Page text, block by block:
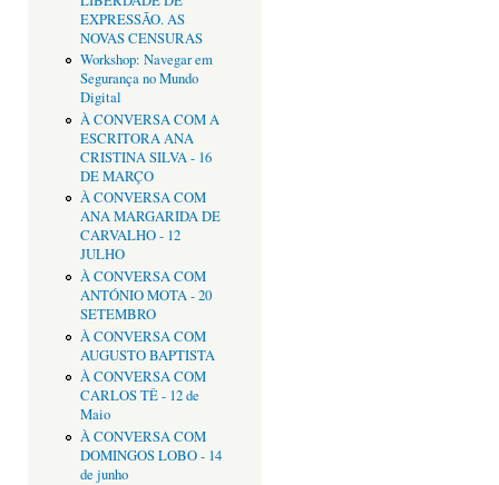
EXPRESSÃO. AS
NOVAS CENSURAS
Workshop: Navegar em
Segurança no Mundo
Digital
À CONVERSA COM A
ESCRITORA ANA
CRISTINA SILVA - 16
DE MARÇO
À CONVERSA COM
ANA MARGARIDA DE
CARVALHO - 12
JULHO
À CONVERSA COM
ANTÓNIO MOTA - 20
SETEMBRO
À CONVERSA COM
AUGUSTO BAPTISTA
À CONVERSA COM
CARLOS TÊ - 12 de
Maio
À CONVERSA COM
DOMINGOS LOBO - 14
de junho